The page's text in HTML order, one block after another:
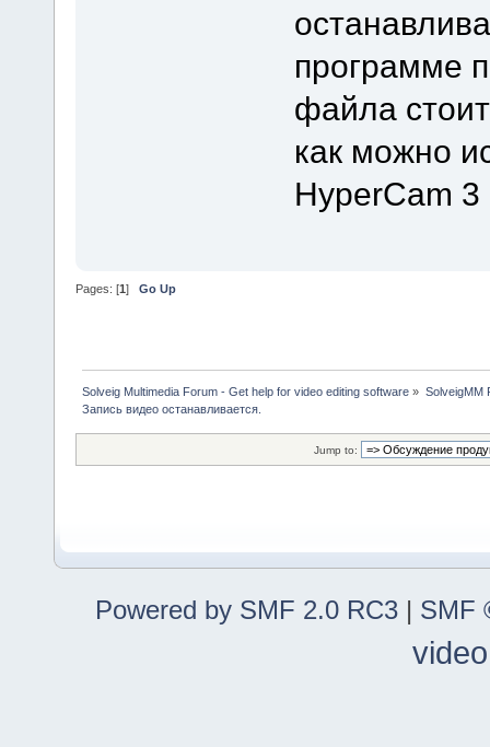
программе
файла
как можно
HyperCam 3
Pages: [1] Go Up
Solveig Multimedia Forum - Get help for video editing software » SolveigMM
Запись видео останавливается.
Jump to:
Powered by SMF 2.0 RC3 | SMF